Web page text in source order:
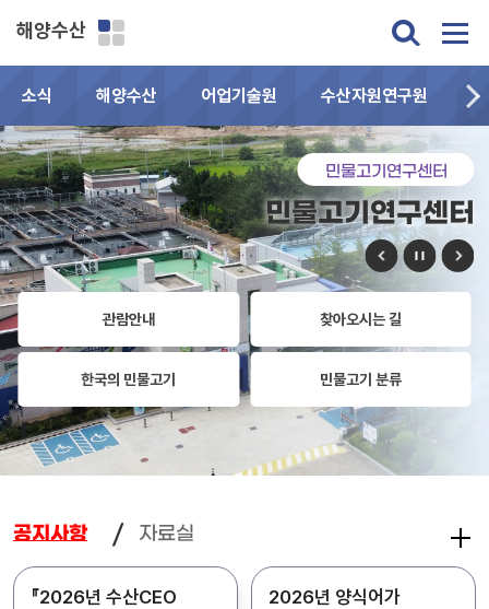
해양수산
소식 해양수산 어업기술원 수산자원연구원
민물고기연구센터
민물고기연구센터
관람안내 찾아오시는 길
한국의 민물고기 민물고기 분류
공지사항
『2026년 수산CEO
2026년 양식어가
자료실